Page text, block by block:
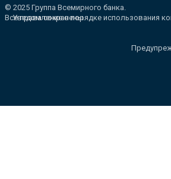
© 2025 Группа Всемирного банка.
Все права сохранены.
Уведомление о порядке использования